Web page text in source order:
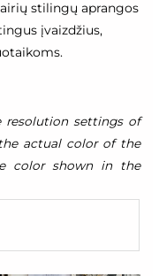
stilingų aprangos
įvaizdžius,
resolution settings of
actual color of the
color shown in the